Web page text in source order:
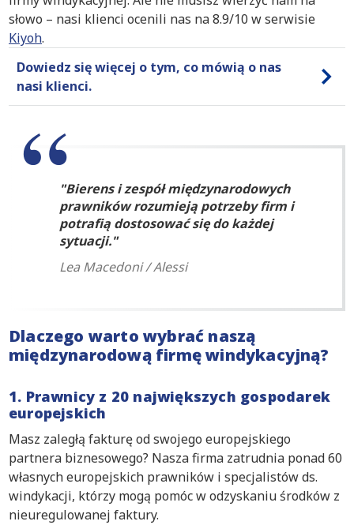
słowo – nasi klienci ocenili nas na 8.9/10 w serwisie
Kiyoh.
Dowiedz się więcej o tym, co mówią o nas
nasi klienci.
Bierens i zespół międzynarodowych
prawników rozumieją potrzeby firm i
potrafią dostosować się do każdej
sytuacji.
Lea Macedoni / Alessi
Dlaczego warto wybrać naszą
międzynarodową firmę windykacyjną?
1. Prawnicy z 20 największych gospodarek
europejskich
Masz zaległą fakturę od swojego europejskiego
partnera biznesowego? Nasza firma zatrudnia ponad 60
własnych europejskich prawników i specjalistów ds.
windykacji, którzy mogą pomóc w odzyskaniu środków z
nieuregulowanej faktury.